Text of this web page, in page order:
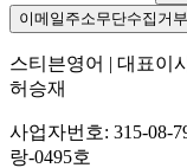
이메일주소무단수집거부
스티븐영어 | 대표이
허승재
사업자번호: 315-08-
랑-0495호